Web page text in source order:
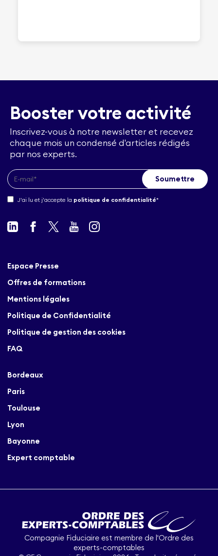
Booster votre activité
Inscrivez-vous à notre newsletter et recevez
chaque mois un condensé d'articles rédigés
par nos experts.
J'ai lu et j'accepte la politique de confidentialité*
Espace Presse
Offres de formations
Mentions légales
Politique de Confidentialité
Politique de gestion des cookies
FAQ
Bordeaux
Paris
Toulouse
Lyon
Bayonne
Expert comptable
Compagnie Fiduciaire est membre de l'Ordre des
experts-comptables